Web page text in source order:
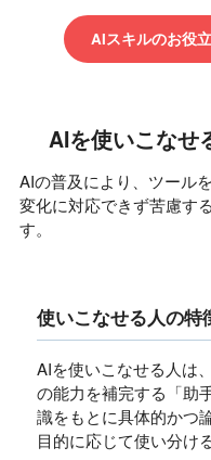
AIスキルのお役
AIを使いこなせ
AIの普及により、ツール
変化に対応できず苦慮す
す。
使いこなせる人の特
AIを使いこなせる人は
の能力を補完する「助
識をもとに具体的かつ
目的に応じて使い分け